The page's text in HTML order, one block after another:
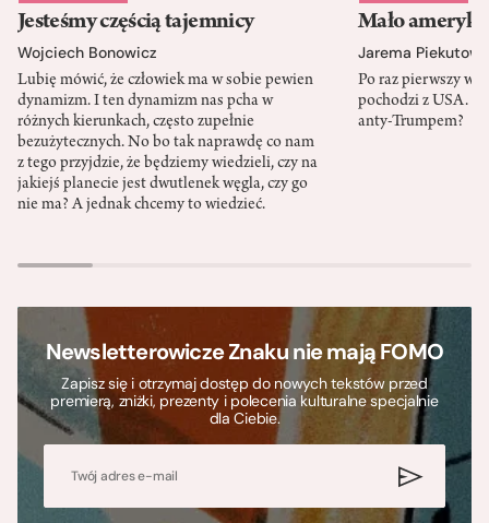
Jesteśmy częścią tajemnicy
Wojciech Bonowicz
Lubię mówić, że człowiek ma w sobie pewien
dynamizm. I ten dynamizm nas pcha w
różnych kierunkach, często zupełnie
bezużytecznych. No bo tak naprawdę co nam
z tego przyjdzie, że będziemy wiedzieli, czy na
jakiejś planecie jest dwutlenek węgla, czy go
nie ma? A jednak chcemy to wiedzieć.
Mało
Jarema
Po raz pierwszy w
pochodzi z USA.
anty-Trumpem?
Newsletterowicze Znaku nie mają FOMO
Zapisz się i otrzymaj dostęp do nowych tekstów przed
premierą, zniżki, prezenty i polecenia kulturalne specjalnie
dla Ciebie.